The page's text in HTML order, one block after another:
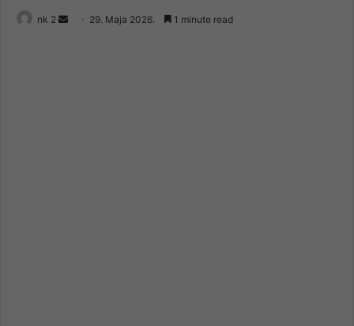
nk 2
Send 29. Maja 2026. 1 minute read